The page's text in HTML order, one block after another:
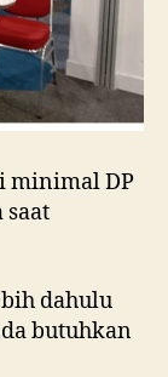
minimal DP
saat
dahulu
butuhkan